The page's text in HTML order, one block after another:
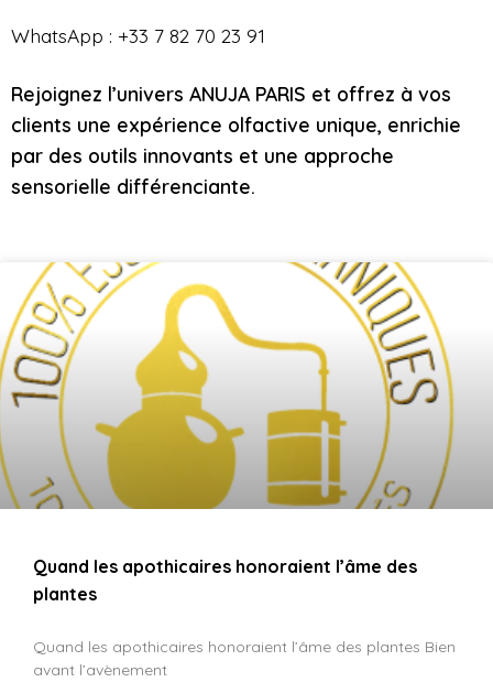
WhatsApp : +33 7 82 70 23 91
Rejoignez l’univers ANUJA PARIS et offrez à vos
clients une expérience olfactive unique, enrichie
par des outils innovants et une approche
sensorielle différenciante.
Quand les apothicaires honoraient l’âme des
plantes
Quand les apothicaires honoraient l’âme des plantes Bien
avant l’avènement